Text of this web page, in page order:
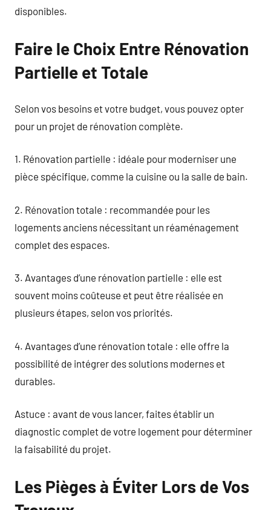
disponibles.
Faire le Choix Entre Rénovation
Partielle et Totale
Selon vos besoins et votre budget, vous pouvez opter
pour un projet de rénovation complète.
1. Rénovation partielle : idéale pour moderniser une
pièce spécifique, comme la cuisine ou la salle de bain.
2. Rénovation totale : recommandée pour les
logements anciens nécessitant un réaménagement
complet des espaces.
3. Avantages d’une rénovation partielle : elle est
souvent moins coûteuse et peut être réalisée en
plusieurs étapes, selon vos priorités.
4. Avantages d’une rénovation totale : elle offre la
possibilité de intégrer des solutions modernes et
durables.
Astuce : avant de vous lancer, faites établir un
diagnostic complet de votre logement pour déterminer
la faisabilité du projet.
Les Pièges à Éviter Lors de Vos